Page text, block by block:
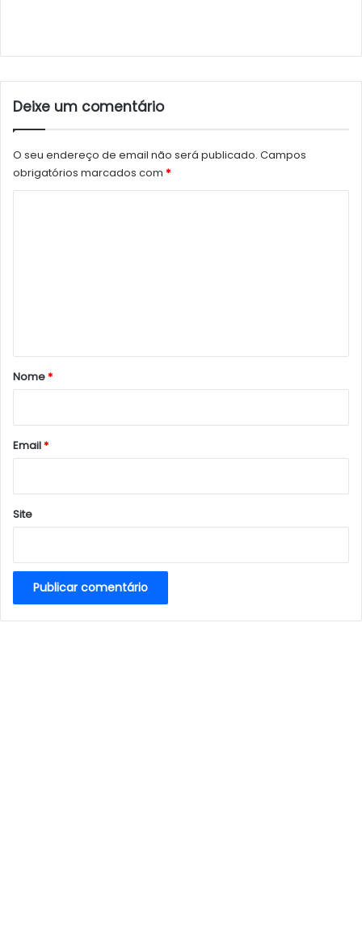
Deixe um comentário
O seu endereço de email não será publicado. Campos
obrigatórios marcados com *
r
*
Nome*
Email*
Site